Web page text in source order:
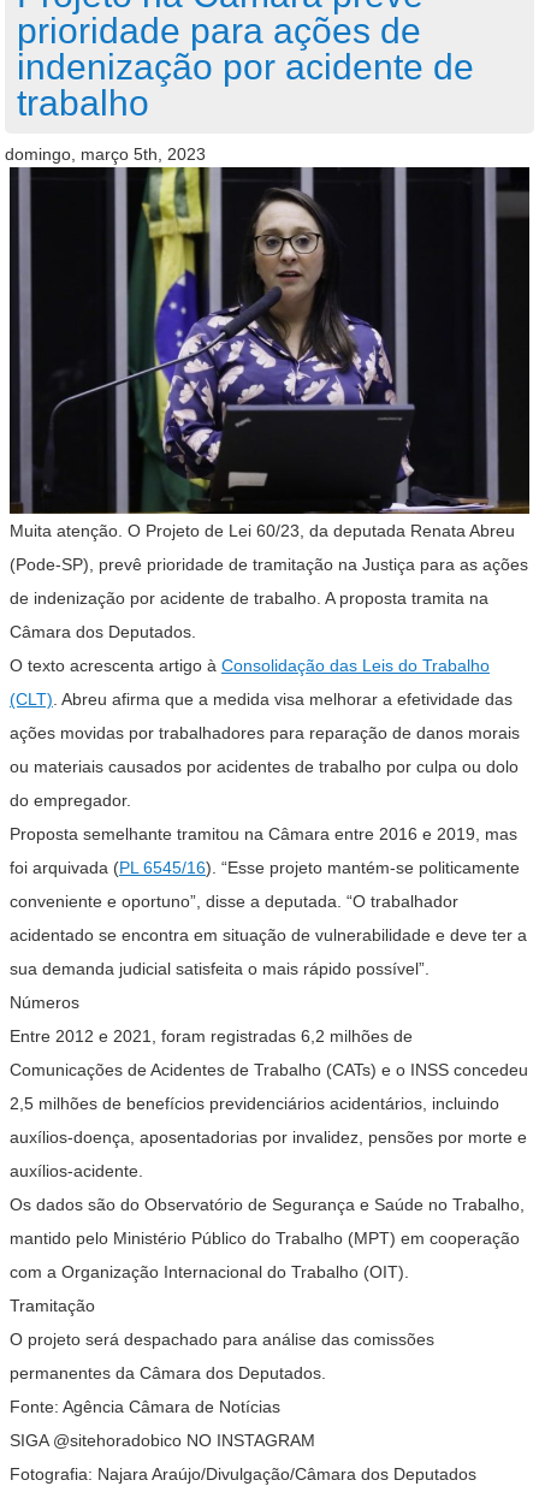
prioridade para ações de
indenização por acidente de
trabalho
domingo, março 5th, 2023
Muita atenção. O Projeto de Lei 60/23, da deputada Renata Abreu
(Pode-SP), prevê prioridade de tramitação na Justiça para as ações
de indenização por acidente de trabalho. A proposta tramita na
Câmara dos Deputados.
O texto acrescenta artigo à Consolidação das Leis do Trabalho
(CLT) . Abreu afirma que a medida visa melhorar a efetividade das
ações movidas por trabalhadores para reparação de danos morais
ou materiais causados por acidentes de trabalho por culpa ou dolo
do empregador.
Proposta semelhante tramitou na Câmara entre 2016 e 2019, mas
foi arquivada (PL 6545/16). “Esse projeto mantém-se politicamente
conveniente e oportuno”, disse a deputada. “O trabalhador
acidentado se encontra em situação de vulnerabilidade e deve ter a
sua demanda judicial satisfeita o mais rápido possível”.
Números
Entre 2012 e 2021, foram registradas 6,2 milhões de
Comunicações de Acidentes de Trabalho (CATs) e o INSS concedeu
2,5 milhões de benefícios previdenciários acidentários, incluindo
auxílios-doença, aposentadorias por invalidez, pensões por morte e
auxílios-acidente.
Os dados são do Observatório de Segurança e Saúde no Trabalho,
mantido pelo Ministério Público do Trabalho (MPT) em cooperação
com a Organização Internacional do Trabalho (OIT).
Tramitação
O projeto será despachado para análise das comissões
permanentes da Câmara dos Deputados.
Fonte: Agência Câmara de Notícias
SIGA @sitehoradobico NO INSTAGRAM
Fotografia: Najara Araújo/Divulgação/Câmara dos Deputados